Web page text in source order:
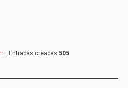
Entradas creadas 505